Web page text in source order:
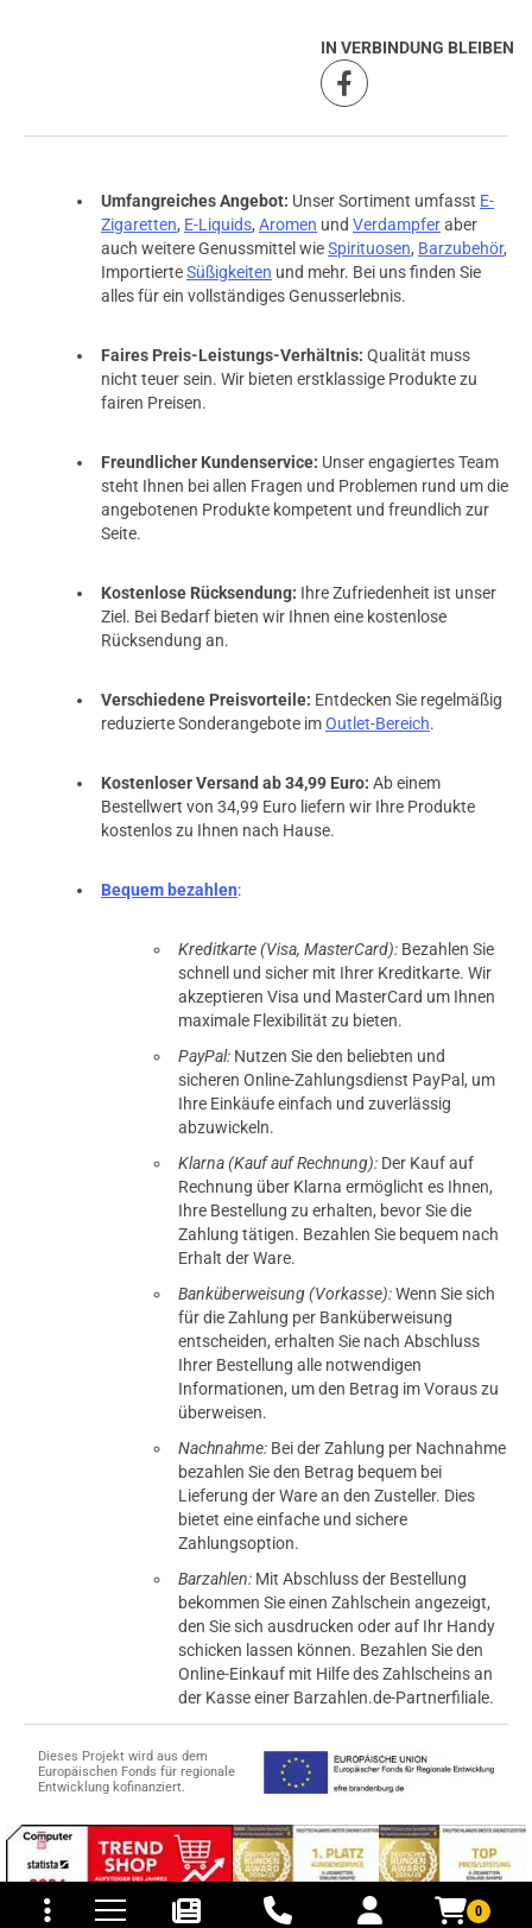
0
und Versandkosten
IN VERBINDUNG BLEIBEN
Umfangreiches Angebot: Unser Sortiment umfasst E-
Zigaretten, E-Liquids, Aromen und Verdampferaber
auch weitere Genussmittel wieSpirituosen, Barzubehör,
ImportierteSüßigkeiten und mehr. Bei uns finden Sie
alles für ein vollständiges Genusserlebnis.
Faires Preis-Leistungs-Verhältnis: Qualität muss
nicht teuer sein. Wir bieten erstklassige Produkte zu
fairen Preisen.
Freundlicher Kundenservice: Unser engagiertes Team
steht Ihnen bei allen Fragen und Problemen rund um die
angebotenen Produkte kompetent und freundlich zur
Seite.
Kostenlose Rücksendung: Ihre Zufriedenheit ist unser
Ziel. Bei Bedarf bieten wir Ihnen eine kostenlose
Rücksendung an.
Verschiedene Preisvorteile: Entdecken Sie regelmäßig
reduzierte Sonderangebote imOutlet-Bereich.
Kostenloser Versand ab 34,99 Euro: Ab einem
Bestellwert von 34,99 Euro liefern wir Ihre Produkte
kostenlos zu Ihnen nach Hause.
Bequem bezahlen:
Kreditkarte (Visa, MasterCard): Bezahlen Sie
schnell und sicher mit Ihrer Kreditkarte. Wir
akzeptieren Visa und MasterCard um Ihnen
maximale Flexibilität zu bieten.
PayPal: Nutzen Sie den beliebten und
sicheren Online-Zahlungsdienst PayPal, um
Ihre Einkäufe einfach und zuverlässig
abzuwickeln.
Klarna (Kauf auf Rechnung): Der Kauf auf
Rechnung über Klarna ermöglicht es Ihnen,
Ihre Bestellung zu erhalten, bevor Sie die
Zahlung tätigen. Bezahlen Sie bequem nach
Erhalt der Ware.
Banküberweisung (Vorkasse):Wenn Sie sich
für die Zahlung per Banküberweisung
entscheiden, erhalten Sie nach Abschluss
Ihrer Bestellung alle notwendigen
Informationen, um den Betrag im Voraus zu
überweisen.
Nachnahme: Bei der Zahlung per Nachnahme
bezahlen Sie den Betrag bequem bei
Lieferung der Ware an den Zusteller. Dies
bietet eine einfache und sichere
Zahlungsoption.
Barzahlen: Mit Abschluss der Bestellung
bekommen Sie einen Zahlschein angezeigt,
den Sie sich ausdrucken oder auf Ihr Handy
schicken lassen können. Bezahlen Sie den
Online-Einkauf mit Hilfe des Zahlscheins an
der Kasse einer Barzahlen.de-Partnerfiliale.
Dieses Projekt wird aus dem
Europäischen Fonds für regionale
Entwicklung kofinanziert.